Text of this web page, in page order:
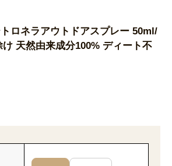
ロネラアウトドアスプレー 50ml/
天然由来成分100% ディート不